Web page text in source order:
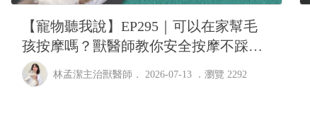
【寵物聽我說】EP295｜可以在家幫毛
孩按摩嗎？獸醫師教你安全按摩不踩雷
｜專業獸醫—林孟潔
林孟潔主治獸醫師 ． 2026-07-13 ． 瀏覽 2292